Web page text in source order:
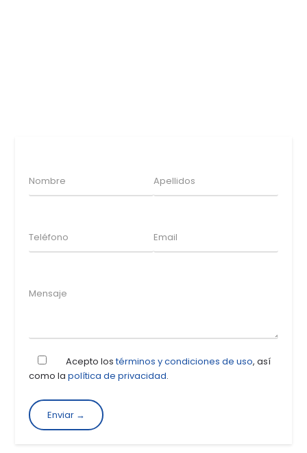
Acepto lostérminos y condiciones de uso, así
como lapolítica de privacidad.